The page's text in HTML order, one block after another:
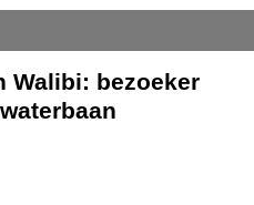
Walibi: bezoeker